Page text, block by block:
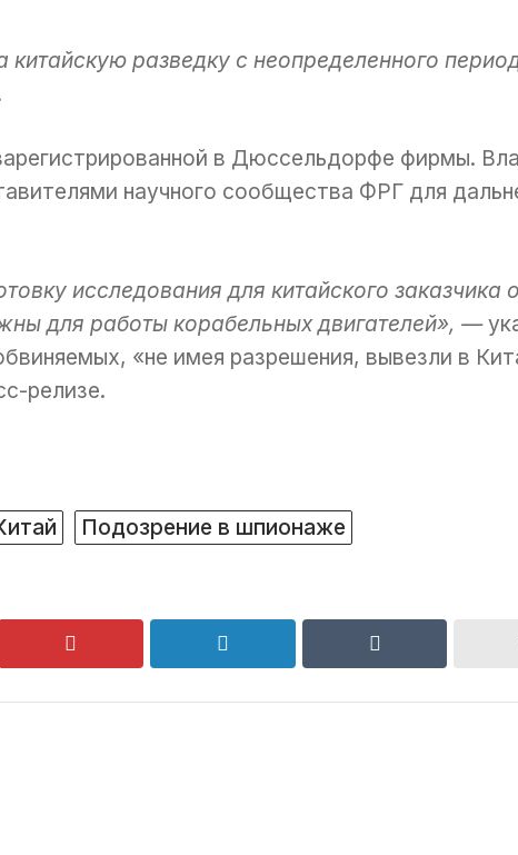
разведку с неопределенного
в Дюссельдорфе фирмы.
научного сообщества ФРГ для
исследования для китайского заказчика
для работы корабельных двигателей», —
«не имея разрешения, вывезли в
релизе.
Подозрение в шпионаже